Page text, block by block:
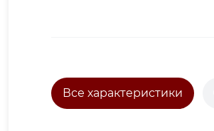
Все характеристики